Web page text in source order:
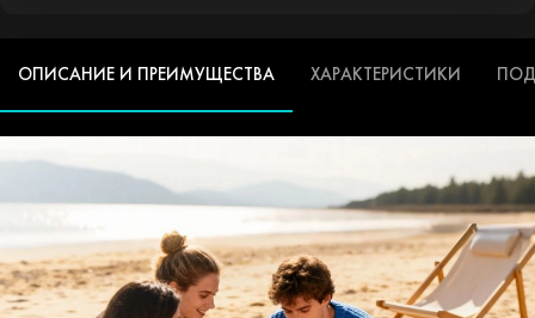
ОПИСАНИЕ И ПРЕИМУЩЕСТВА ХАРАКТЕРИСТИКИ